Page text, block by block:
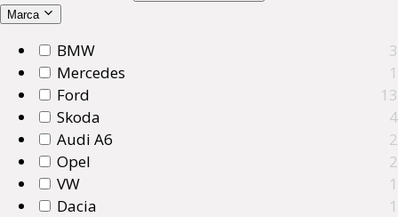
Marca
BMW
3
Mercedes
1
Ford
13
Skoda
4
Audi A6
2
Opel
2
VW
1
Dacia
1